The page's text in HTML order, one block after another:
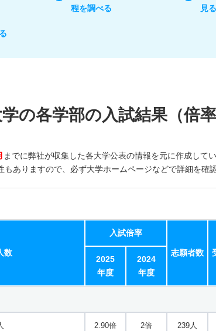
程を調べる
見る
の各学部の入試結果（倍率
までに弊社が収集した各大学公表の情報を元に作成してい
ありますので、必ず大学ホームページなどで詳細を確
数
入試倍率
志願者数
2025
年度
2024
年度
2.90倍 2倍 239人